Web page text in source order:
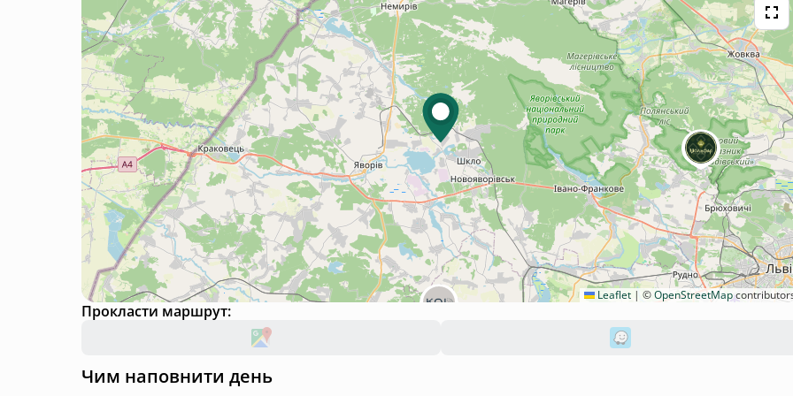
Leaflet | ©OpenStreetMap
Прокласти маршрут:
Чим наповнити день